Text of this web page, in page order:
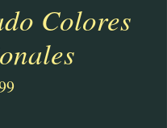
Colores
Precio